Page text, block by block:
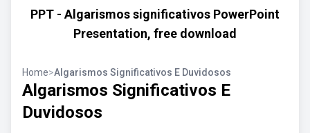
PPT - Algarismos significativos PowerPoint
Presentation, free download
Home>Algarismos Significativos E Duvidosos
Algarismos Significativos E
Duvidosos